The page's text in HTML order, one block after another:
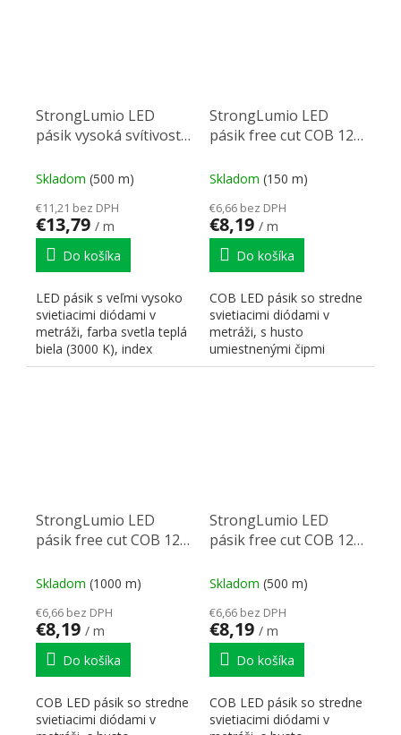
StrongLumio LED
pásik vysoká svítivost
LED/m) 8mm, biela
Skladom (500 m)
€11,21 bez DPH
€13,79 / m
Do košíka
LED pásik s veľmi vysoko
svietiacimi diódami v
metráži, farba svetla teplá
biela (3000 K), index
podania farieb (CRI)...
StrongLumio LED
pásik free cut COB 12V
8mm, biela studená
Skladom (150 m)
€6,66 bez DPH
€8,19 / m
Do košíka
COB LED pásik so stredne
svietiacimi diódami v
metráži, s husto
umiestnenými čipmi
zaisťujúcimi súvislú líniu.
StrongLumio LED
pásik free cut COB 12V
8mm, biela neutrální
Skladom (1000 m)
€6,66 bez DPH
€8,19 / m
Do košíka
COB LED pásik so stredne
svietiacimi diódami v
StrongLumio LED
pásik free cut COB 12V
8mm, biela teplá
Skladom (500 m)
€6,66 bez DPH
€8,19 / m
Do košíka
COB LED pásik so stredne
svietiacimi diódami v